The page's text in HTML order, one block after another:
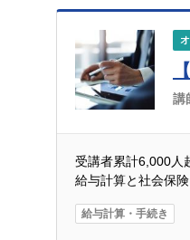
講
受講者累計6,000人
給与計算と社会保
給与計算・手続き